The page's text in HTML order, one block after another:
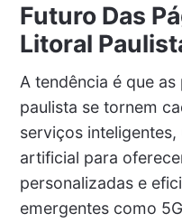
Futuro Das
Litoral
A tendência é que
paulista se tornem
serviços
artificial para
personalizadas e
emergentes como